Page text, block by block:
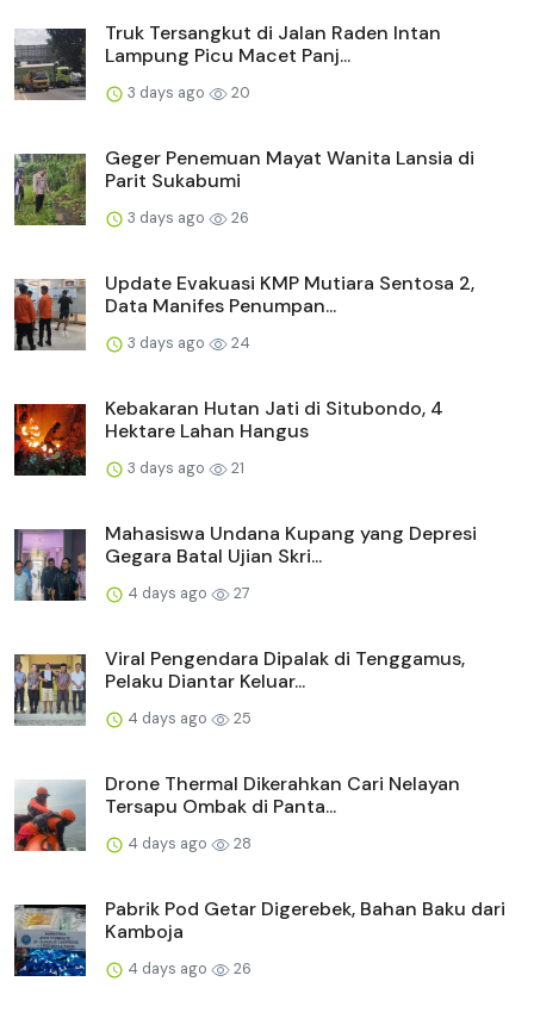
Truk Tersangkut di Jalan Raden Intan
Lampung Picu Macet Panj...
3 days ago 20
Geger Penemuan Mayat Wanita Lansia di
Parit Sukabumi
3 days ago 26
Update Evakuasi KMP Mutiara Sentosa 2,
Data Manifes Penumpan...
3 days ago 24
Kebakaran Hutan Jati di Situbondo, 4
Hektare Lahan Hangus
3 days ago 21
Mahasiswa Undana Kupang yang Depresi
Gegara Batal Ujian Skri...
4 days ago 27
Viral Pengendara Dipalak di Tenggamus,
Pelaku Diantar Keluar...
4 days ago 25
Drone Thermal Dikerahkan Cari Nelayan
Tersapu Ombak di Panta...
4 days ago 28
Pabrik Pod Getar Digerebek, Bahan Baku dari
Kamboja
4 days ago 26